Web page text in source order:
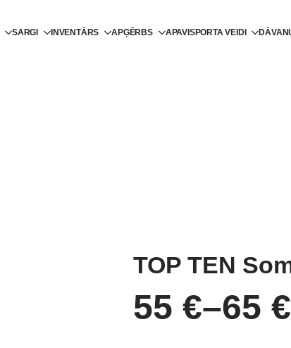
SARGI INVENTĀRS APĢĒRBS APAVISPORTA VEIDI
TOP TEN
55 €–65 €
Price